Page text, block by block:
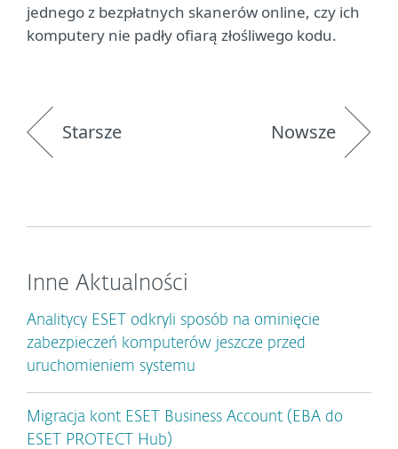
jednego z bezpłatnych skanerów online, czy ich
komputery nie padły ofiarą złośliwego kodu.
Starsze Nowsze
Inne Aktualności
Analitycy ESET odkryli sposób na ominięcie
zabezpieczeń komputerów jeszcze przed
uruchomieniem systemu
Migracja kont ESET Business Account (EBA do
ESET PROTECT Hub)